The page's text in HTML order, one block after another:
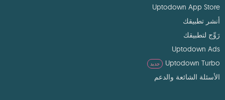
Uptodown App Store
أنشر تطبيقك
رَوِّج لتطبيقك
Uptodown Ads
Uptodown Turbo
جديد
الأسئلة الشائعة والدعم